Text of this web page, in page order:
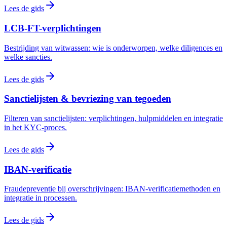
Lees de gids
LCB-FT-verplichtingen
Bestrijding van witwassen: wie is onderworpen, welke diligences en
welke sancties.
Lees de gids
Sanctielijsten & bevriezing van tegoeden
Filteren van sanctielijsten: verplichtingen, hulpmiddelen en integratie
in het KYC-proces.
Lees de gids
IBAN-verificatie
Fraudepreventie bij overschrijvingen: IBAN-verificatiemethoden en
integratie in processen.
Lees de gids